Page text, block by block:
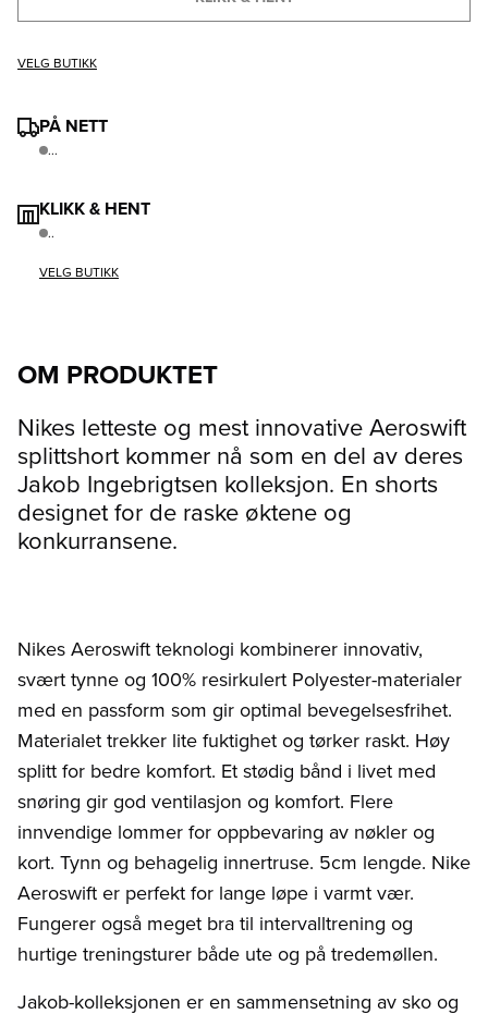
VELG BUTIKK
PÅ NETT
...
KLIKK & HENT
..
VELG BUTIKK
OM PRODUKTET
Nikes letteste og mest innovative Aeroswift
splittshort kommer nå som en del av deres
Jakob Ingebrigtsen kolleksjon. En shorts
designet for de raske øktene og
konkurransene.
Nikes Aeroswift teknologi kombinerer innovativ,
svært tynne og 100% resirkulert Polyester-materialer
med en passform som gir optimal bevegelsesfrihet.
Materialet trekker lite fuktighet og tørker raskt. Høy
splitt for bedre komfort. Et stødig bånd i livet med
snøring gir god ventilasjon og komfort. Flere
innvendige lommer for oppbevaring av nøkler og
kort. Tynn og behagelig innertruse. 5cm lengde. Nike
Aeroswift er perfekt for lange løpe i varmt vær.
Fungerer også meget bra til intervalltrening og
hurtige treningsturer både ute og på tredemøllen.
Jakob-kolleksjonen er en sammensetning av sko og